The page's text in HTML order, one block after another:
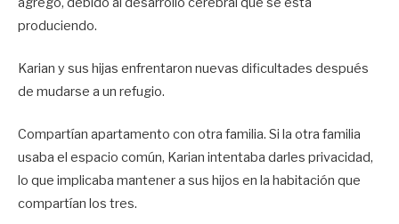
produciendo.
Karian y sus hijas enfrentaron nuevas dificultades después
de mudarse a un refugio.
Compartían apartamento con otra familia. Si la otra familia
usaba el espacio común, Karian intentaba darles privacidad,
lo que implicaba mantener a sus hijos en la habitación que
compartían los tres.